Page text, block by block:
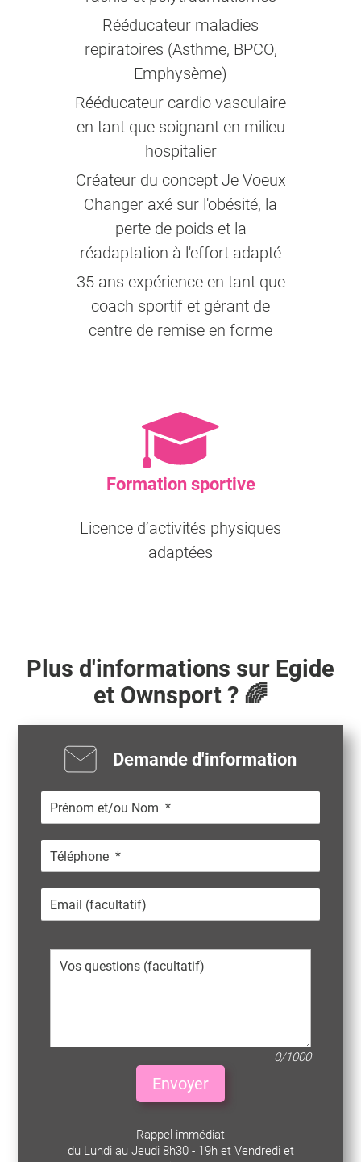
Rééducateur maladies
repiratoires (Asthme, BPCO,
Emphysème)
Rééducateur cardio vasculaire
en tant que soignant en milieu
hospitalier
Créateur du concept Je Voeux
Changer axé sur l'obésité, la
perte de poids et la
réadaptation à l'effort adapté
35 ans expérience en tant que
coach sportif et gérant de
centre de remise en forme
Formation sportive
Licence d’activités physiques
adaptées
Plus d'informations sur Egide
et Ownsport ? 🌈
Demande d'information
0/1000
Envoyer
Rappel immédiat
du Lundi au Jeudi 8h30 - 19h et Vendredi et